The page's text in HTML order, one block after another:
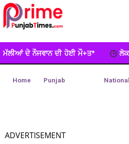
ਮੌ+ਤ* ਲੋਕਾਂ ਨੂੂੰ ਅੰਗਦਾਨ ਜਿਹੇ ਨੇਕ
Home Punjab National
ADVERTISEMENT